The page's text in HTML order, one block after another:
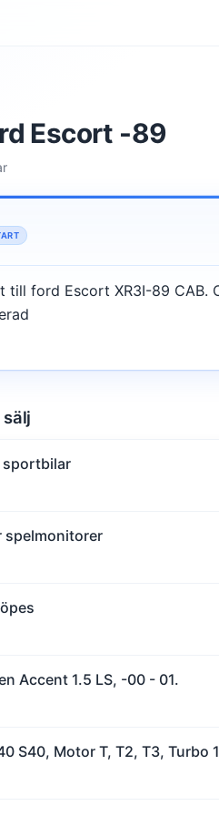
Escort -89
till ford Escort XR3I-89
sportbilar
spelmonitorer
Accent 1.5 LS, -00 - 01.
S40, Motor T, T2, T3, Turbo